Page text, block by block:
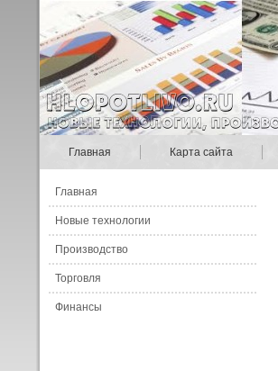
Главная Карта сайта
Главная
Новые технологии
Производство
Торговля
Финансы